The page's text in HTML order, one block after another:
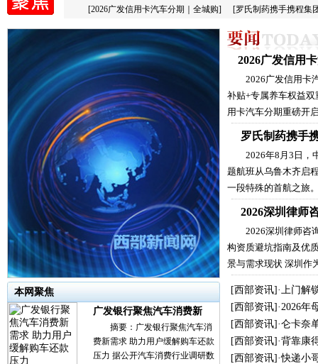
[2026广发信用卡汽车分期｜全城购] [罗氏制药携手携程集
2026广发信用
2026广发信用卡
补贴+专属养车权益
用卡汽车分期重磅开
罗氏制药携手
2026年8月3日
题航班从乌鲁木齐启
一段特殊的首航之旅
2026深圳律师
2026深圳律师咨
构资质避坑指南及优
景与需求现状 深圳
本网聚焦
广发银行聚焦汽车消费新
摘要：广发银行聚焦汽车消
费新需求 助力用户缓解购车还款
压力 据公开汽车消费行业调研数
[西部资讯]·上门解
[西部资讯]·2026年
[西部资讯]·仑卡奈
[西部资讯]·背靠康
[西部资讯]·快递小